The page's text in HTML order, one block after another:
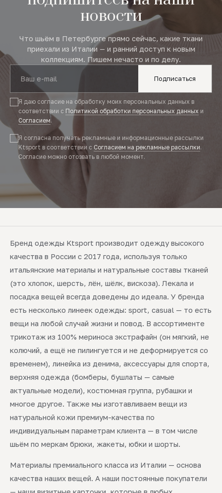
новости
Что шьём в Петербурге прямо сейчас, какие ткани
приехали из Италии — и ранний доступ к новым
коллекциям. Пишем нечасто и по делу.
Подписаться
Я даю согласие на обработку моих персональных данных в
соответствии с Политикой обработки персональных данных и
Согласием.
Я согласна получать рекламные и информационные рассылки
Ktsport в соответствии с Согласием на рекламные рассылки.
Согласие можно отозвать в любой момент.
Бренд одежды Ktsport производит одежду высокого
качества в России с 2017 года, используя только
итальянские материалы и натуральные составы тканей
(это хлопок, шерсть, лён, шёлк, вискоза). Лекала и
посадка вещей всегда доведены до идеала. У бренда
есть несколько линеек одежды: sport, casual — то есть
вещи на любой случай жизни и повод. В ассортименте
трикотаж из 100% мериноса экстрафайн (он мягкий, не
колючий, а ещё не пилингуется и не деформируется со
временем), линейка из денима, аксессуары для спорта,
верхняя одежда (бомберы, бушлаты — самые
актуальные модели), костюмная группа, рубашки и
многое другое. Также мы изготавливаем вещи из
натуральной кожи премиум-качества по
индивидуальным параметрам клиента — в том числе
шьём по меркам брюки, жакеты, юбки и шорты.
Материалы премиального класса из Италии — основа
качества наших вещей. А наши постоянные покупатели